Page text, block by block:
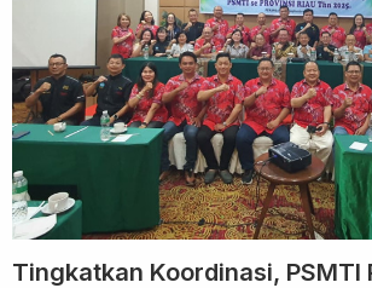
Tingkatkan Koordinasi, PSMTI